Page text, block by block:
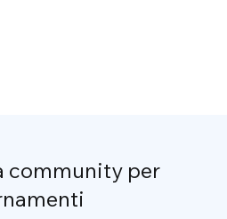
community per